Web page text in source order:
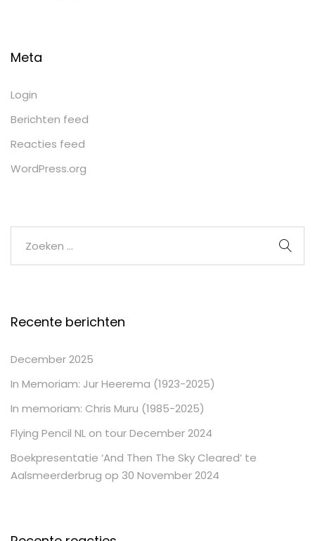
Meta
Login
Berichten feed
Reacties feed
WordPress.org
Recente berichten
December 2025
In Memoriam: Jur Heerema (1923-2025)
In memoriam: Chris Muru (1985-2025)
Flying Pencil NL on tour December 2024
Boekpresentatie ‘And Then The Sky Cleared’ te
Aalsmeerderbrug op 30 November 2024